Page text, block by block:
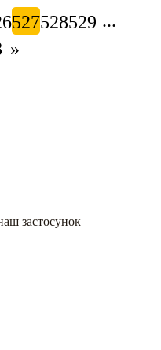
527528529 ...
»
застосунок